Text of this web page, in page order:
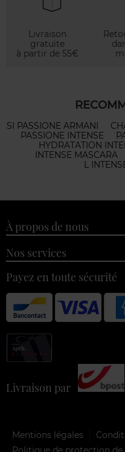
Livraison
gratuite
à partir de 55€
SI PASSIONE ARMANI
PASSIONE INTENSE
HYDRATATION
INTENSE MASCARA
L
À propos de nous
Nos services
Payez en toute sécurité
Livraison par
Mentions légales